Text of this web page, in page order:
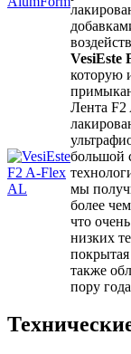
VesiEste
которую
Лента F2
большой
мы
более
что
низких
также
пору